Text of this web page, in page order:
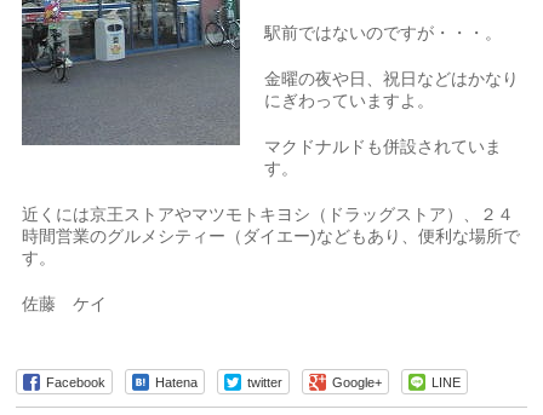
駅前ではないのですが・・・。
金曜の夜や日、祝日などはかなり
にぎわっていますよ。
マクドナルドも併設されていま
す。
近くには京王ストアやマツモトキヨシ（ドラッグストア）、２４
時間営業のグルメシティー（ダイエー)などもあり、便利な場所で
す。
佐藤 ケイ
Facebook Hatena twitter Google+ LINE